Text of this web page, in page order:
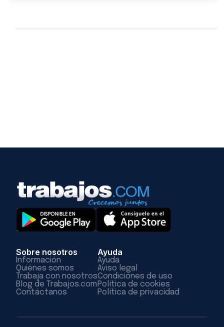
Sobre nosotros
Información
Quiénes somos
Trabaja con nosotros
Blog de Trabajos.com
Contáctanos
Ayuda
Ayuda
Aviso legal
Condiciones de uso
Política de cookies
Política de privacidad